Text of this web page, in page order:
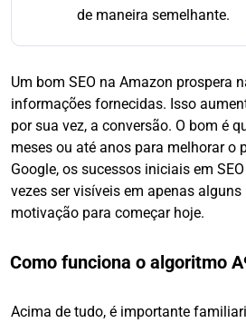
de maneira semelhante.
Um bom SEO na Amazon prospera
informações fornecidas. Isso
por sua vez, a conversão. O bom é
meses ou até anos para melhorar o
Google, os sucessos iniciais em
vezes ser visíveis em apenas
motivação para começar hoje.
Como funciona o algoritmo
Acima de tudo, é importante